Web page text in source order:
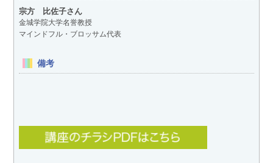
宗方 比佐子さん
金城学院大学名誉教授
マインドフル・ブロッサム代表
備考